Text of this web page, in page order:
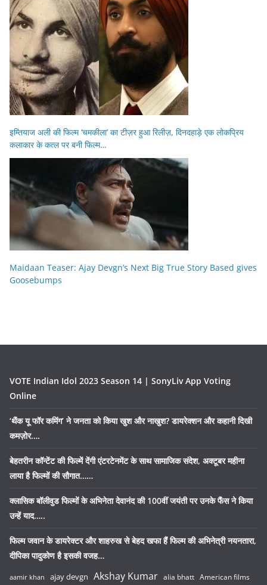
इम्तियाज अली की फिल्म ‘चमकीला’ का टीज़र हुआ रिलीज़, दिनदहाड़े एक लोकप्रिय
कलाकार के कत्ल पर बनी फिल्म…
Maidaan Teaser: Ajay Devgn’s Next Big True Story Based gives
Goosebumps
VOTE Indian Idol 2023 Season 14 | SonyLiv App Voting
Online
‘थैंक यू फॉर कमिंग’ ने जनता को किया खुश और नाखुश? डायरेक्शन और कहानी दिखी
कमज़ोर….
बेहतरीन कॉन्टेंट की फिल्में देंगी एंटरटेनमेंट के साथ सामाजिक संदेश, अक्टूबर महीना
लाया है फिल्मों की सौगात……
क्लासिक बॉलीवुड फिल्मों के अभिनेता देवानंद की 100वीं जयंती पर उनके फैंस ने किया
उन्हें याद…..
फिल्म जवान के डायरेक्टर और शाहरुख से बेहद खफा हैं फिल्म की अभिनेत्री नयनतारा,
दीपिका पादुकोण है इसकी वजह…
aamir khan ajay devgn Akshay Kumar alia bhatt American films